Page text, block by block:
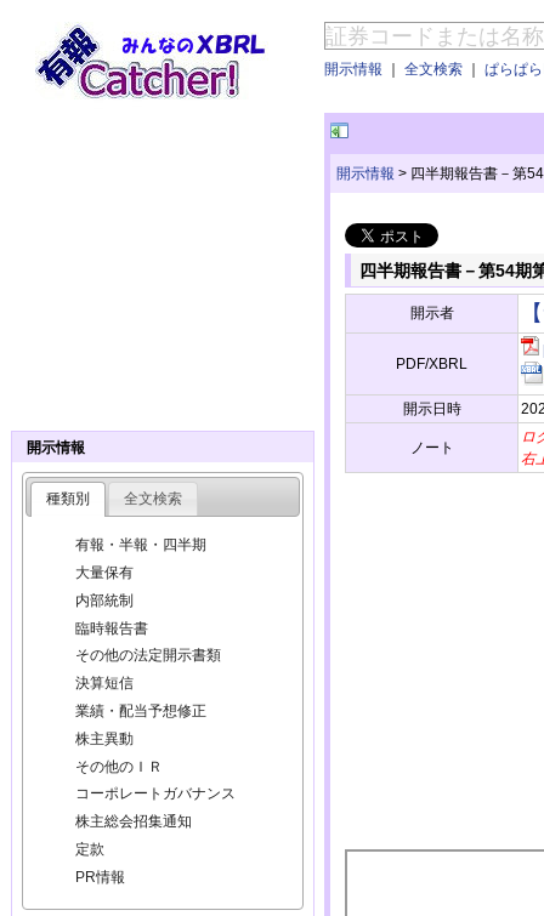
開示情報 ｜ 全文検索 ｜ ぱらぱ
開示情報 > 四半期報告書－第
四半期報告書－第54期
開示者
PDF/XBRL
開示日時
ノート
ロ
右
開示情報
種類別 全文検索
有報・半報・四半期
大量保有
内部統制
臨時報告書
その他の法定開示書類
決算短信
業績・配当予想修正
株主異動
その他のＩＲ
コーポレートガバナンス
株主総会招集通知
定款
PR情報